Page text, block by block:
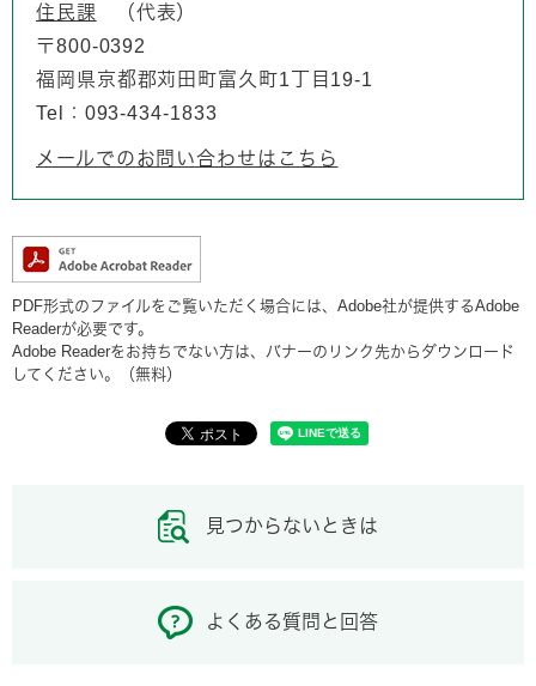
住民課
代表
〒800-0392
福岡県京都郡苅田町富久町1丁目19-1
Tel：093-434-1833
メールでのお問い合わせはこちら
PDF形式のファイルをご覧いただく場合には、Adobe社が提供するAdobe
Readerが必要です。
Adobe Readerをお持ちでない方は、バナーのリンク先からダウンロード
してください。（無料）
見つからないときは
よくある質問と回答